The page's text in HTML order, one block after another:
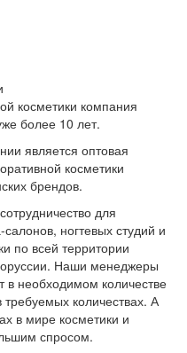
косметики компания
более 10 лет.
является оптовая
косметики
брендов.
для
ногтевых студий и
по всей территории
Наши менеджеры
в необходимом количестве
количествах. А
в мире косметики и
спросом.